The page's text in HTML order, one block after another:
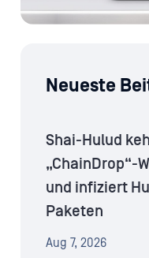
Neueste
Shai-Hulud
„ChainDrop“-
und infiziert
Paketen
Aug 7, 2026